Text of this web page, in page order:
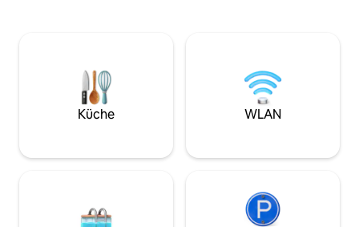
erreichbar. Bitte beachte, dass es kein
Babybett gibt, Nach thailändischem
Recht müssen alle Gäste beim Check-in
einen gültigen Reisepass zur
nicht.
draußen im Garten
zwar keine
kannst
nahegelegenen
Küche WLAN